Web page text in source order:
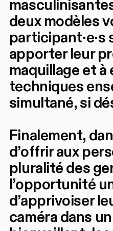
deux modèles
participant·e·s
apporter leur
maquillage et
techniques
simultané, si
Finalement,
d’offrir aux
pluralité des
l’opportunité
d’apprivoiser
caméra dans